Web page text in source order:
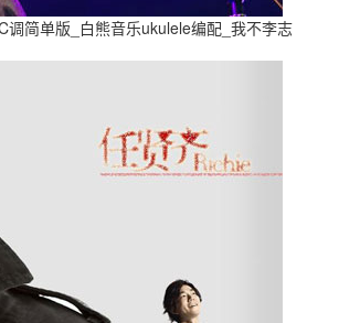
调简单版_白熊音乐ukulele编配_我不李志